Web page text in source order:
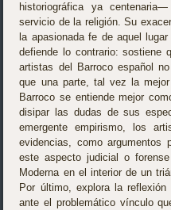
historiográfica ya
servicio de la religión. Su
la apasionada fe de aquel
defiende lo contrario: sostiene
artistas del Barroco español
que una parte, tal vez la
Barroco se entiende mejor
disipar las dudas de sus
emergente empirismo, los
evidencias, como argumentos
este aspecto judicial o
Moderna en el interior de un
Por último, explora la
ante el problemático vínculo